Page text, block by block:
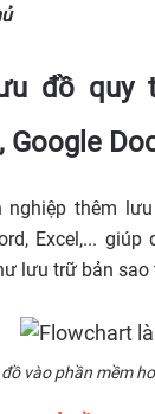
đồ quy
Google
nghiệp thêm
Excel,... giúp
lưu trữ bản sao
vào phần mềm